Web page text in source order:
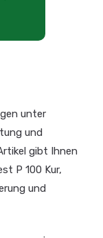
unter
und
gibt Ihnen
P 100 Kur,
und